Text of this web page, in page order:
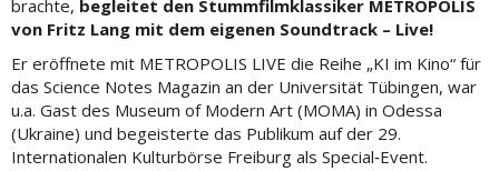
brachte, begleitet den Stummfilmklassiker METROPOLIS
von Fritz Lang mit dem eigenen Soundtrack – Live!
Er eröffnete mit METROPOLIS LIVE die Reihe „KI im Kino“ für
das Science Notes Magazin an der Universität Tübingen, war
u.a. Gast des Museum of Modern Art (MOMA) in Odessa
(Ukraine) und begeisterte das Publikum auf der 29.
Internationalen Kulturbörse Freiburg als Special‐Event.